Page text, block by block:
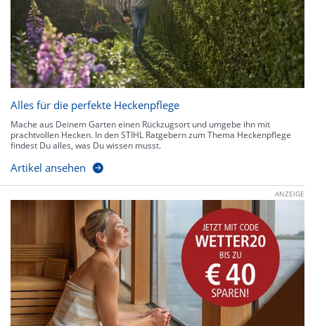
Alles für die perfekte Heckenpflege
Mache aus Deinem Garten einen Rückzugsort und umgebe ihn mit
prachtvollen Hecken. In den STIHL Ratgebern zum Thema Heckenpflege
findest Du alles, was Du wissen musst.
Artikel ansehen
ANZEIGE